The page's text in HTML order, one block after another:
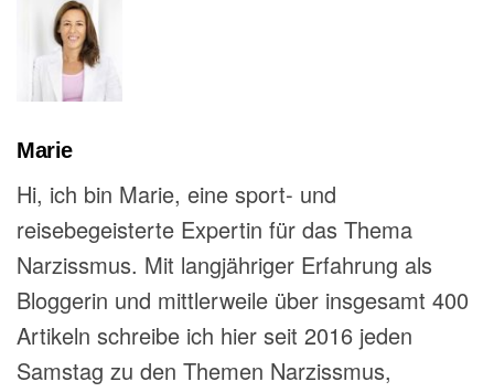
Marie
Hi, ich bin Marie, eine sport- und
reisebegeisterte Expertin für das Thema
Narzissmus. Mit langjähriger Erfahrung als
Bloggerin und mittlerweile über insgesamt 400
Artikeln schreibe ich hier seit 2016 jeden
Samstag zu den Themen Narzissmus,